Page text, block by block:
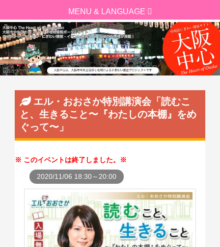
エル・おおさか特別講演会「読むこ
と、生きること〜『わたしの本棚』をめ
ぐって〜」
このイベントは終了しました。
2020/11/06 18:30～20:00